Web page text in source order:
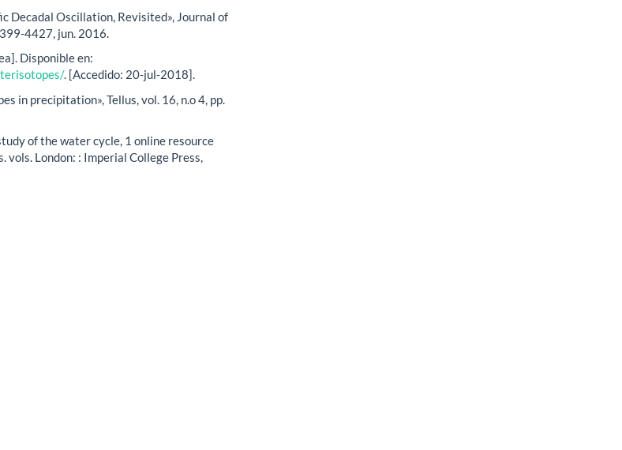
Decadal Oscillation, Revisited», Journal of
4427, jun. 2016.
Disponible en:
. [Accedido: 20-jul-2018].
in precipitation», Tellus, vol. 16, n.o 4, pp.
of the water cycle, 1 online resource
vols. London: : Imperial College Press,